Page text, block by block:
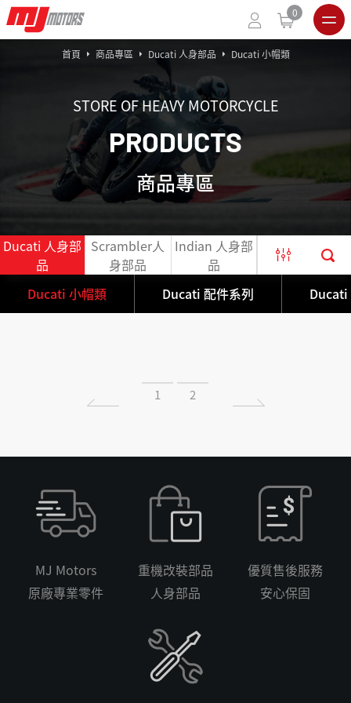
0
STORE OF HEAVY MOTORCYCLE
PRODUCTS
商品專區
首頁 商品專區 Ducati 人身部品 Ducati 小帽類
Ducati 人身部
品
Scrambler人
身部品
Indian 人身部
品
官網出清限定
商品
Ducati 小帽類
Ducati 配件系列 Ducati
1 2
MJ Motors
原廠專業零件
重機改裝部品
人身部品
優質售後服務
安心保固